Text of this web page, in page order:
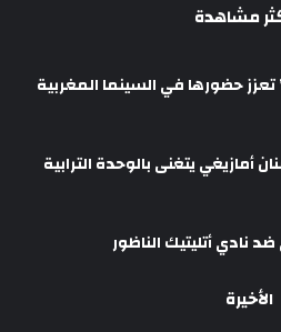
مشاهدة
حضورها في السينما المغربية
أمازيغي يتغنى بالوحدة الترابية
نادي أتليتيك الناظور
الأخيرة